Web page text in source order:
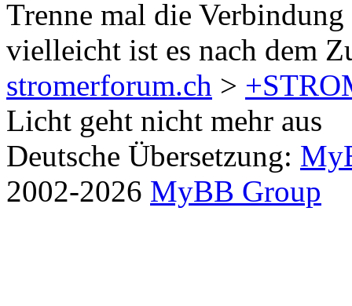
Trenne mal die
vielleicht ist es nach dem
stromerforum.ch >
Licht geht nicht mehr aus
Deutsche Übersetzung:
2002-2026 MyBB Group